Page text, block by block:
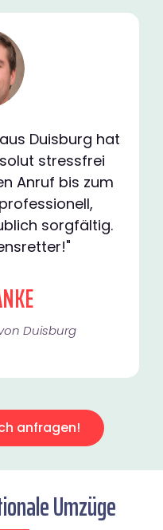
Duisburg hat
stressfrei
Anruf bis zum
sorgfältig.
Duisburg​
anfragen!
Umzüge